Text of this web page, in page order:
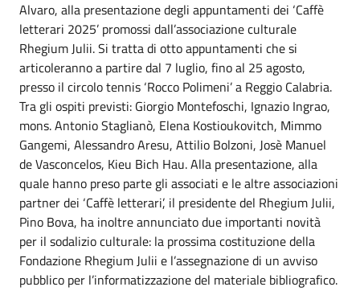
Alvaro, alla presentazione degli appuntamenti dei ‘Caffè
letterari 2025’ promossi dall’associazione culturale
Rhegium Julii. Si tratta di otto appuntamenti che si
articoleranno a partire dal 7 luglio, fino al 25 agosto,
presso il circolo tennis ‘Rocco Polimeni’ a Reggio Calabria.
Tra gli ospiti previsti: Giorgio Montefoschi, Ignazio Ingrao,
mons. Antonio Staglianò, Elena Kostioukovitch, Mimmo
Gangemi, Alessandro Aresu, Attilio Bolzoni, Josè Manuel
de Vasconcelos, Kieu Bich Hau. Alla presentazione, alla
quale hanno preso parte gli associati e le altre associazioni
partner dei ‘Caffè letterari’, il presidente del Rhegium Julii,
Pino Bova, ha inoltre annunciato due importanti novità
per il sodalizio culturale: la prossima costituzione della
Fondazione Rhegium Julii e l’assegnazione di un avviso
pubblico per l’informatizzazione del materiale bibliografico.